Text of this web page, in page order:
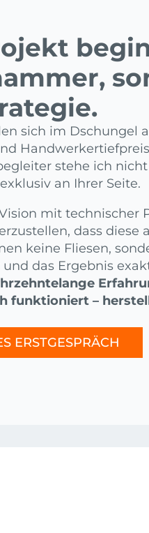
sich im Dschungel
stehe ich
an Ihrer Seite.
mit technischer
dass diese
keine Fliesen,
das Ergebnis
funktioniert –
ERSTGESPRÄCH